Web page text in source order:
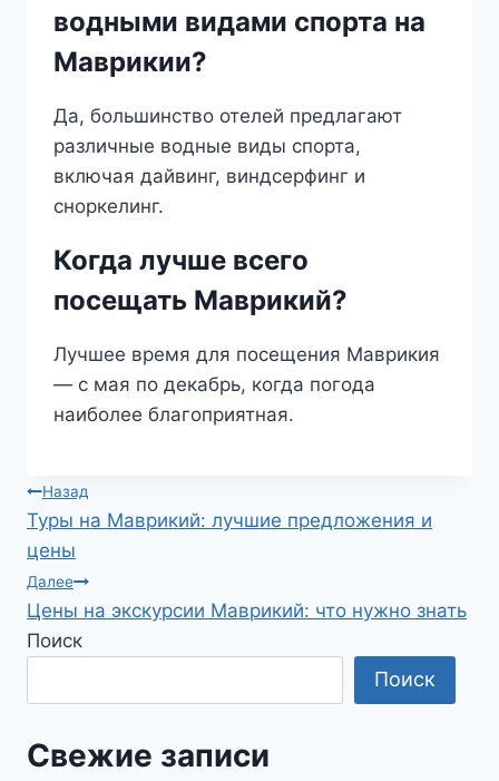
водными видами спорта на
Маврикии?
Да, большинство отелей предлагают
различные водные виды спорта,
включая дайвинг, виндсерфинг и
сноркелинг.
Когда лучше всего
посещать Маврикий?
Лучшее время для посещения Маврикия
— с мая по декабрь, когда погода
наиболее благоприятная.
Навигация
по
записям
Назад
Туры на Маврикий: лучшие предложения и
цены
Далее
Цены на экскурсии Маврикий: что нужно знать
Поиск
Поиск
Свежие записи